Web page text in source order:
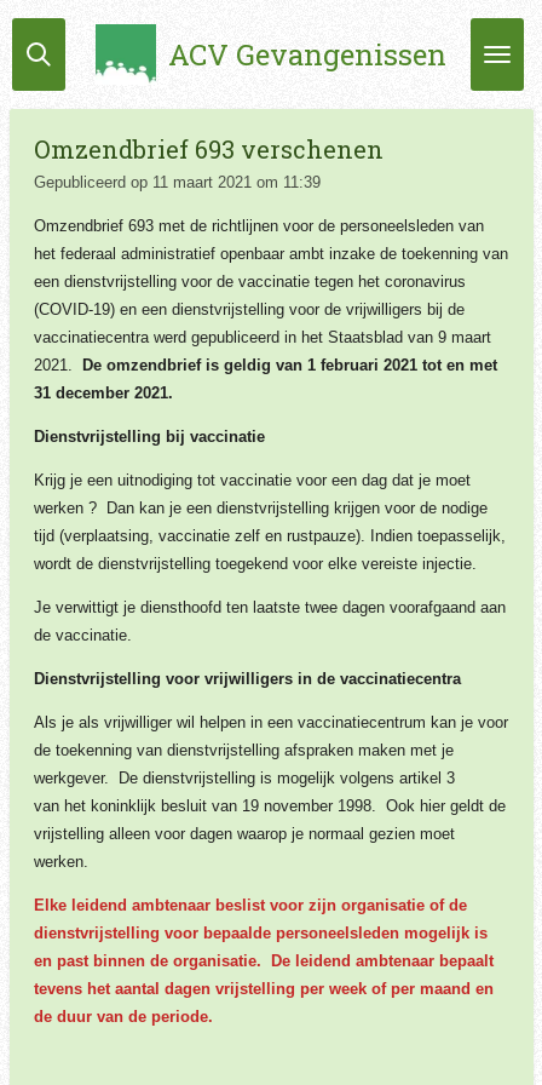
Ga
direct
de
hoofdinhoud
ACV Gevangenissen
Omzendbrief 693 verschenen
Gepubliceerd op 11 maart 2021 om 11:39
Omzendbrief 693 met de richtlijnen voor de personeelsleden van
het federaal administratief openbaar ambt inzake de toekenning van
een dienstvrijstelling voor de vaccinatie tegen het coronavirus
(COVID-19) en een dienstvrijstelling voor de vrijwilligers bij de
vaccinatiecentra werd gepubliceerd in het Staatsblad van 9 maart
2021.
De omzendbrief is geldig van 1 februari 2021 tot en met
31 december 2021.
Dienstvrijstelling bij vaccinatie
Krijg je een uitnodiging tot vaccinatie voor een dag dat je moet
werken ? Dan kan je een dienstvrijstelling krijgen voor de nodige
tijd (verplaatsing, vaccinatie zelf en rustpauze). Indien toepasselijk,
wordt de dienstvrijstelling toegekend voor elke vereiste injectie.
Je verwittigt je diensthoofd ten laatste twee dagen voorafgaand aan
de vaccinatie.
Dienstvrijstelling voor vrijwilligers in de vaccinatiecentra
Als je als vrijwilliger wil helpen in een vaccinatiecentrum kan je voor
de toekenning van dienstvrijstelling afspraken maken met je
werkgever. De dienstvrijstelling is mogelijk volgens artikel 3
van het koninklijk besluit van 19 november 1998. Ook hier geldt de
vrijstelling alleen voor dagen waarop je normaal gezien moet
werken.
Elke leidend ambtenaar beslist voor zijn organisatie of de
dienstvrijstelling voor bepaalde personeelsleden mogelijk is
en past binnen de organisatie. De leidend ambtenaar bepaalt
tevens het aantal dagen vrijstelling per week of per maand en
de duur van de periode.